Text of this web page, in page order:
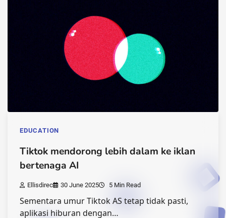
EDUCATION
Tiktok mendorong lebih dalam ke iklan
bertenaga AI
Ellisdirec 30 June 2025 5 Min Read
Sementara umur Tiktok AS tetap tidak pasti,
aplikasi hiburan dengan…